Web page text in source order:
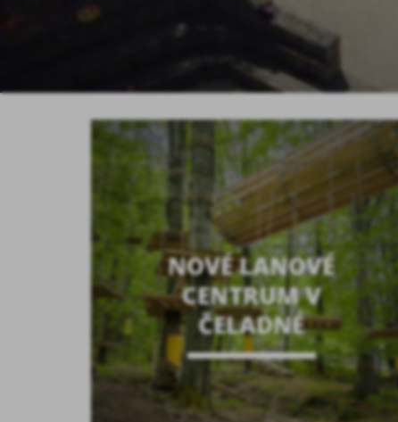
NOVÉ LANOVÉ
CENTRUM V
ČELADNÉ